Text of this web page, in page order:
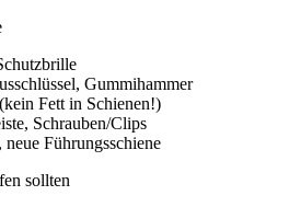
Gummihammer
Fett in Schienen!)
Schrauben/Clips
Führungsschiene
sollten